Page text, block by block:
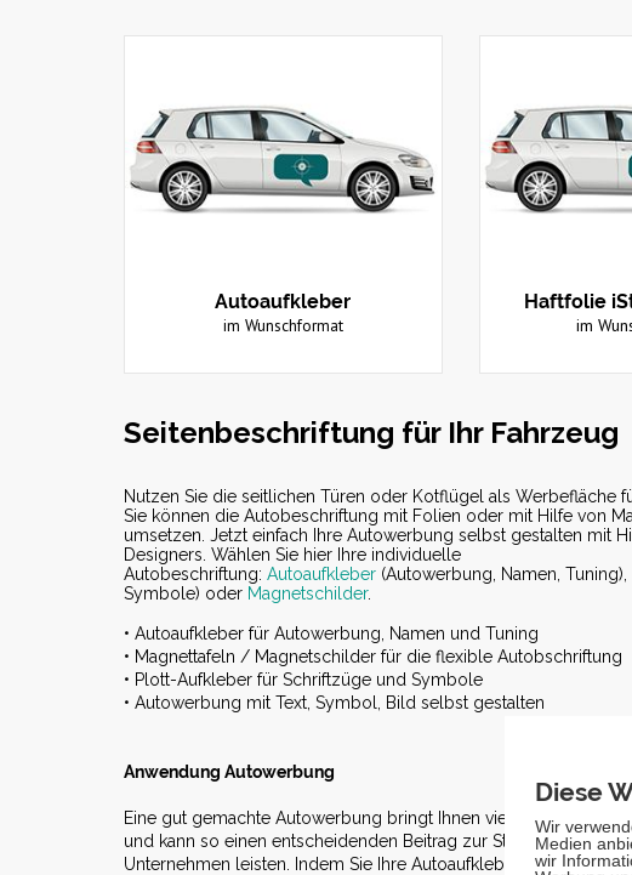
Autoaufkleber
im Wunschformat
Haftfolie
im
Seitenbeschriftung für Ihr Fahrzeug
Nutzen Sie die seitlichen Türen oder Kotflügel als Werbefläche
Sie können die Autobeschriftung mit Folien oder mit Hilfe von
umsetzen. Jetzt einfach Ihre Autowerbung selbst gestalten mit
Designers. Wählen Sie hier Ihre individuelle
Autobeschriftung: Autoaufkleber (Autowerbung, Namen, Tuning),
Symbole) oder Magnetschilder.
• Autoaufkleber für Autowerbung, Namen und Tuning
• Magnettafeln / Magnetschilder für die flexible Autobschriftung
• Plott-Aufkleber für Schriftzüge und Symbole
• Autowerbung mit Text, Symbol, Bild selbst gestalten
Anwendung Autowerbung
Eine gut gemachte Autowerbung bringt Ihnen viel
und kann so einen entscheidenden Beitrag zur Steigerung Ihres
Unternehmen leisten. Indem Sie Ihre Autoaufkleber, Folien,